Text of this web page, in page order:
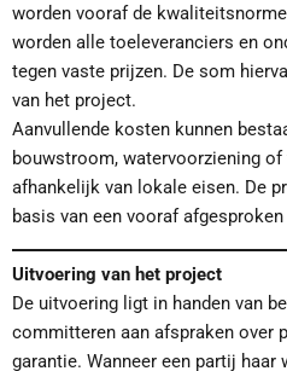
worden vooraf de
worden alle toeleveranciers en
tegen vaste prijzen. De som
van het project.
Aanvullende kosten kunnen
bouwstroom, watervoorziening
afhankelijk van lokale eisen. De
basis van een vooraf
Uitvoering van het project
De uitvoering ligt in handen van
committeren aan afspraken over
garantie. Wanneer een partij haar